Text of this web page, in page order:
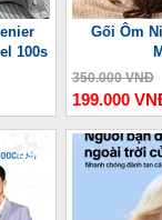
100s
Gối Ôm
350.000 VNĐ
199.000
-49%